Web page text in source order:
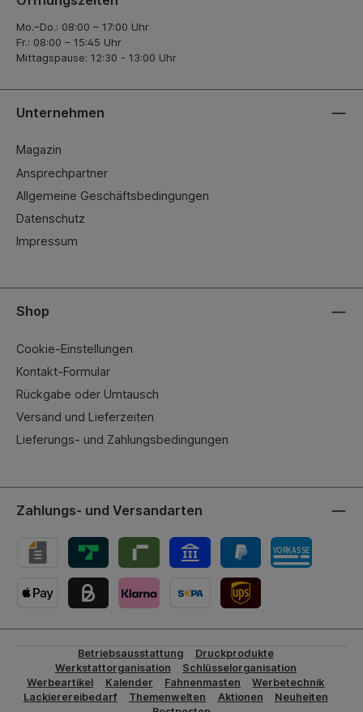
Mo.–Do.: 08:00 – 17:00 Uhr
Fr.: 08:00 – 15:45 Uhr
Mittagspause: 12:30 - 13:00 Uhr
Unternehmen
Magazin
Ansprechpartner
Allgemeine Geschäftsbedingungen
Datenschutz
Impressum
Shop
Cookie-Einstellungen
Kontakt-Formular
Rückgabe oder Umtausch
Versand und Lieferzeiten
Lieferungs- und Zahlungsbedingungen
Zahlungs- und Versandarten
Betriebsausstattung
Druckprodukte
Werkstattorganisation
Schlüsselorganisation
Werbeartikel
Kalender Fahnenmasten
Werbetechnik
Lackierereibedarf
Themenwelten Aktionen
Neuheiten